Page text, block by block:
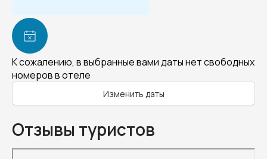
К сожалению, в выбранные вами даты нет свободных
номеров в отеле
Изменить даты
Отзывы туристов